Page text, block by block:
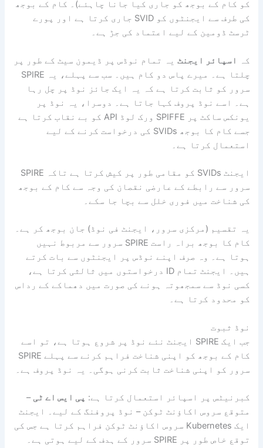
کو کام کے بوجھ کو جاری کیا جانا چاہئے)۔ کام کے بوجھ
کی طرف سے ایجنٹوں کو SVID جاری کرتا ہے اور پورے
ٹرسٹ ڈومین کے لیے اعتماد کی جڑ ہے۔
کہ اسپائر ایجنٹ یہ تمام نوڈس پر ڈیمون سیٹ کے طور پر
چلتا ہے۔ میرے پاس دو کام ہیں۔ سب سے پہلے، یہ SPIRE
سرور کو ثابت کرتا ہے کہ یہ ایک جائز نوڈ پر چل رہا
ہے۔ اسے نوڈ پروف کہا جاتا ہے۔ دوسرا، یہ نوڈ پر
یونکس ساکٹ پر SPIFFE ورک لوڈ API کو بے نقاب کرتا ہے
جسے کام کا بوجھ SVIDs کی درخواست کرنے کے لیے
استعمال کرتا ہے۔
ایجنٹ SVIDs کو مقامی طور پر کیش کرتا ہے تاکہ SPIRE
سرور سے رابطے کے عارضی نقصان کی وجہ سے کام کے بوجھ
کی شناخت میں فوری خلل سے بچا جا سکے۔
یہ تقسیم (مرکزی سرور، ایجنٹ فی نوڈ) جان بوجھ کر ہے۔
کام کا بوجھ براہ راست SPIRE سرور سے مربوط نہیں
ہوتا ہے۔ وہ صرف اپنے نوڈس پر ایجنٹوں سے بات کرتے
ہیں۔ ایجنٹ تمام ID درخواستوں میں ثالثی کرتا ہے،
کسی نوڈ سے سمجھوتہ ہونے کی صورت میں دھماکے کے رداس
کو محدود کرتا ہے۔
نوڈ ثبوت
جب ایک SPIRE ایجنٹ نئے نوڈ پر شروع ہوتا ہے، تو اسے
کام کے بوجھ کو اپنی شناخت فراہم کرنے سے پہلے SPIRE
سرور کو اپنی شناخت ثابت کرنی ہوگی۔ یہ نوڈ پروف ہے۔
کبرنیٹس پر اسپائر استعمال کرتا ہے: پی ایس اے ٹی –
متوقع سروس اکاؤنٹ ٹوکن – نوڈ پروفنگ کے لیے۔ ایجنٹ
ایک Kubernetes سروس اکاؤنٹ ٹوکن فراہم کرتا ہے جس کی
توقع خاص طور پر SPIRE سرور کے ہدف کے لیے ہوتی ہے۔